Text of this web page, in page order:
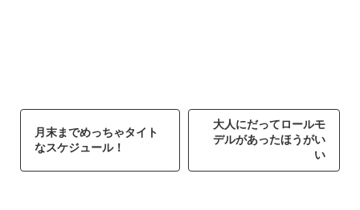
月末までめっちゃタイト
なスケジュール！
大人にだってロールモ
デルがあったほうがい
い